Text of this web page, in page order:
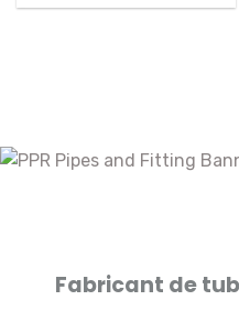
Fabricant de